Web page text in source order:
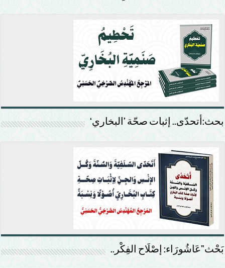
بحث:أتحدّى.. إثبات صحّة ’البخاري‘
بَحْث”عَاشُورَاء: إصْلَاح الفِكْر..